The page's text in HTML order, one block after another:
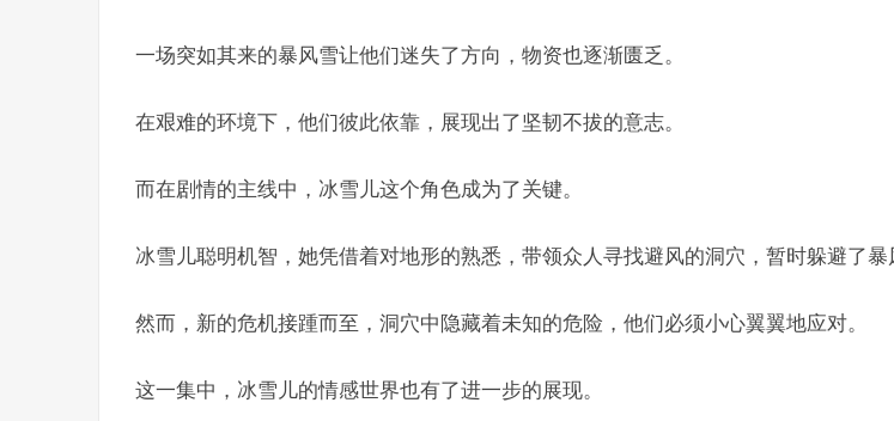
一场突如其来的暴风雪让他们迷失了方向，物资也逐渐匮乏。
在艰难的环境下，他们彼此依靠，展现出了坚韧不拔的意志。
而在剧情的主线中，冰雪儿这个角色成为了关键。
冰雪儿聪明机智，她凭借着对地形的熟悉，带领众人寻找避风的洞穴，暂时躲避了暴
然而，新的危机接踵而至，洞穴中隐藏着未知的危险，他们必须小心翼翼地应对。
这一集中，冰雪儿的情感世界也有了进一步的展现。